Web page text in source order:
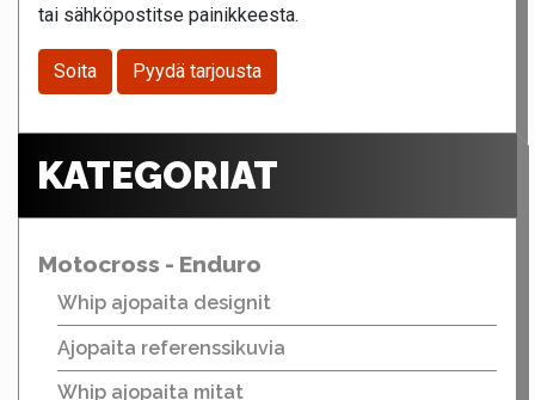
tai sähköpostitse painikkeesta.
Soita Pyydä tarjousta
KATEGORIAT
Motocross - Enduro
Whip ajopaita designit
Ajopaita referenssikuvia
Whip ajopaita mitat